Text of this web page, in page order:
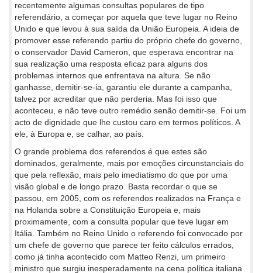
recentemente algumas consultas populares de tipo
referendário, a começar por aquela que teve lugar no Reino
Unido e que levou à sua saída da União Europeia. A ideia de
promover esse referendo partiu do próprio chefe do governo,
o conservador David Cameron, que esperava encontrar na
sua realização uma resposta eficaz para alguns dos
problemas internos que enfrentava na altura. Se não
ganhasse, demitir-se-ia, garantiu ele durante a campanha,
talvez por acreditar que não perderia. Mas foi isso que
aconteceu, e não teve outro remédio senão demitir-se. Foi um
acto de dignidade que lhe custou caro em termos políticos. A
ele, à Europa e, se calhar, ao país.
O grande problema dos referendos é que estes são
dominados, geralmente, mais por emoções circunstanciais do
que pela reflexão, mais pelo imediatismo do que por uma
visão global e de longo prazo. Basta recordar o que se
passou, em 2005, com os referendos realizados na França e
na Holanda sobre a Constituição Europeia e, mais
proximamente, com a consulta popular que teve lugar em
Itália. Também no Reino Unido o referendo foi convocado por
um chefe de governo que parece ter feito cálculos errados,
como já tinha acontecido com Matteo Renzi, um primeiro
ministro que surgiu inesperadamente na cena política italiana